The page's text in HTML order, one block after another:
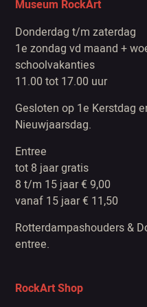
Museum RockArt
Donderdag t/m zaterdag
1e zondag vd maand +
schoolvakanties
11.00 tot 17.00 uur
Gesloten op 1e Kerstdag
Nieuwjaarsdag.
Entree
tot 8 jaar gratis
8 t/m 15 jaar € 9,00
vanaf 15 jaar € 11,50
Rotterdampashouders &
entree.
RockArt Shop